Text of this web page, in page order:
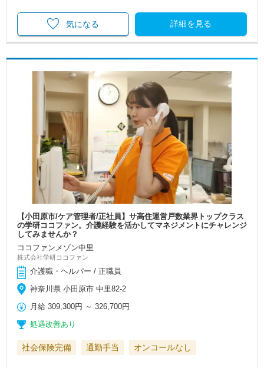
詳細を見る
気になる
【小田原市/ケア管理者/正社員】サ高住運営戸数業界トップクラス
の学研ココファン。介護経験を活かしてマネジメントにチャレンジ
してみませんか？
ココファンメゾン中里
株式会社学研ココファン
介護職・ヘルパー / 正職員
神奈川県 小田原市 中里82-2
月給 309,300円 ～326,700円
処遇改善あり
社会保険完備 通勤手当 オンコールなし